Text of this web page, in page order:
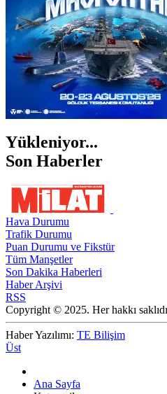
Yükleniyor...
Son Haberler
Hava Durumu
Trafik Durumu
Puan Durumu ve Fikstür
Tüm Manşetler
Son Dakika Haberleri
Haber Arşivi
RSS
Copyright © 2025. Her hakkı
Haber Yazılımı: TE Bilişim
Üst
Ana Sayfa